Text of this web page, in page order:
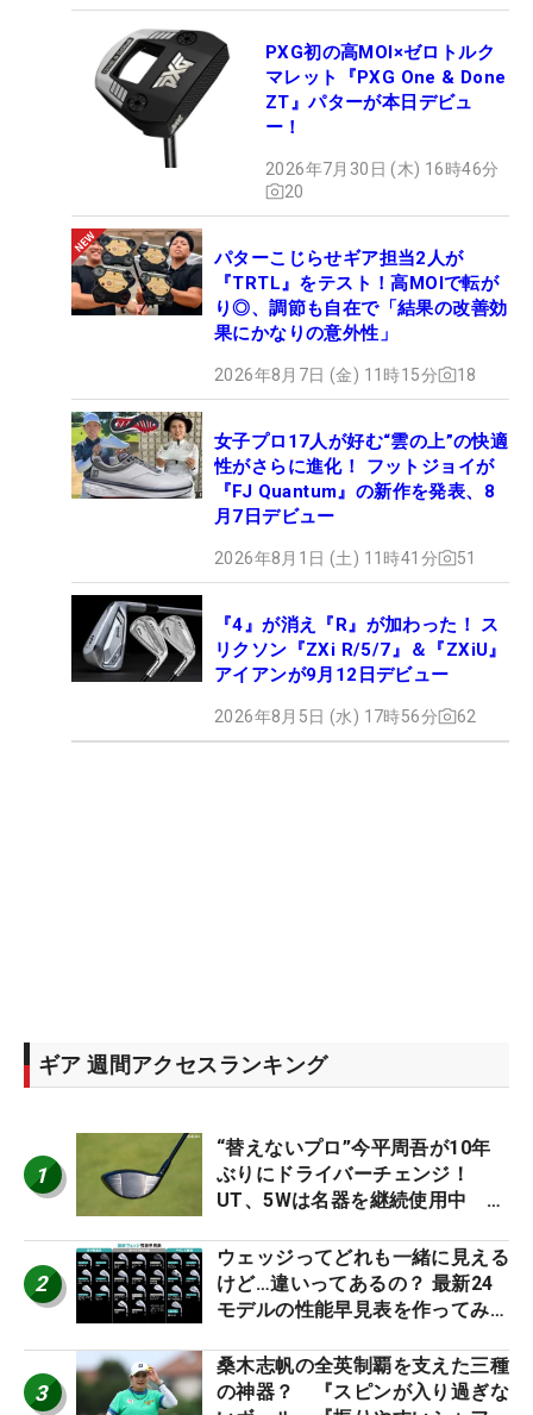
PXG初の高MOI×ゼロトルク
マレット『PXG One & Done
ZT』パターが本日デビュ
ー！
2026年7月30日 (木) 16時46分
20
パターこじらせギア担当2人が
『TRTL』をテスト！高MOIで転が
り◎、調節も自在で「結果の改善効
果にかなりの意外性」
2026年8月7日 (金) 11時15分 18
女子プロ17人が好む“雲の上”の快適
性がさらに進化！ フットジョイが
『FJ Quantum』の新作を発表、8
月7日デビュー
2026年8月1日 (土) 11時41分 51
『4』が消え『R』が加わった！ ス
リクソン『ZXi R/5/7』＆『ZXiU』
アイアンが9月12日デビュー
2026年8月5日 (水) 17時56分 62
ギア 週間アクセスランキング
1
“替えないプロ”今平周吾が10年
ぶりにドライバーチェンジ！
UT、5Wは名器を継続使用中 #
2
ウェッジってどれも一緒に見える
けど…違いってあるの？ 最新24
モデルの性能早見表を作ってみ
3
桑木志帆の全英制覇を支えた三種
の神器？ 『スピンが入り過ぎな